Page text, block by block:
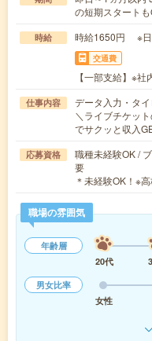
の短期スタート
時給 時給1650円 ※日
交通費
【一部支給】※社
仕事内容
データ入力・タ
＼ライブチケッ
でサクッと収入
応募資格
職種未経験OK /
要
＊未経験OK！※
職場の雰囲気
年齢層
20代
男女比率
女性